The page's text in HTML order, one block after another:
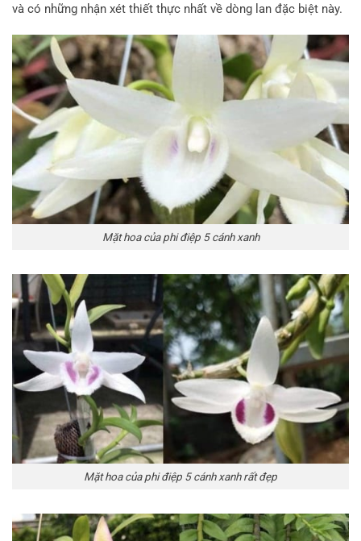
và có những nhận xét thiết thực nhất về dòng lan đặc biệt này.
Mặt hoa của phi điệp 5 cánh xanh
Mặt hoa của phi điệp 5 cánh xanh rất đẹp